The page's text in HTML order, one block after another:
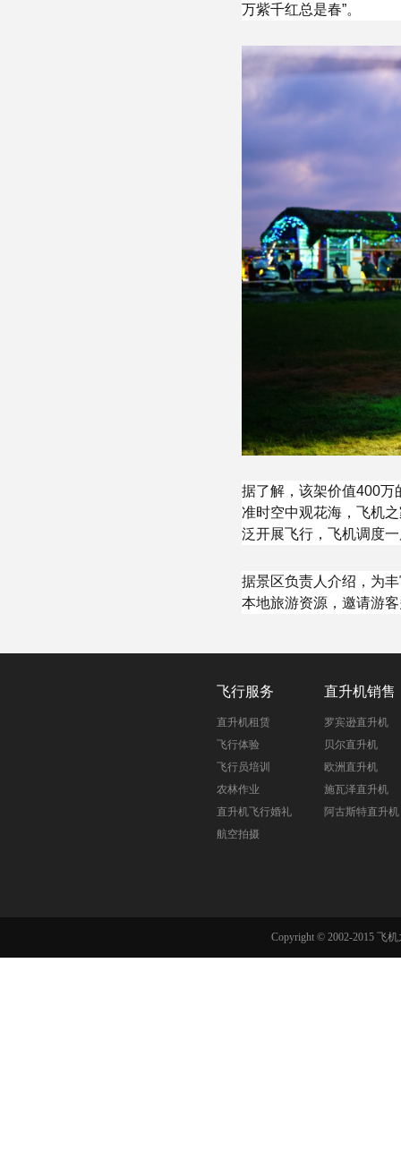
万紫千红总是春”。
据了解，该架价值400万
准时空中观花海，飞机
泛开展飞行，飞机调度
据景区负责人介绍，为
本地旅游资源，邀请游
飞行服务
直升机租赁
飞行体验
飞行员培训
农林作业
直升机飞行婚礼
航空拍摄
直升机销售
罗宾逊直升机
贝尔直升机
欧洲直升机
施瓦泽直升机
阿古斯特直升机
Copyright © 2002-2015 飞